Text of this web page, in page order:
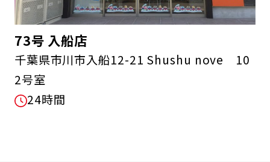
73号 入船店
千葉県市川市入船12-21 Shushu nove 10
2号室
24時間